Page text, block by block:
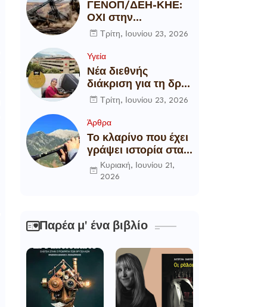
ΓΕΝΟΠ/ΔΕΗ-ΚΗΕ:
ΟΧΙ στην
αποξήλωση των
υποδομών της
χώρας
Τρίτη, Ιουνίου 23, 2026
Υγεία
Νέα διεθνής
διάκριση για τη δρ
Θάλεια
Διευθύντρια
Xειρουργό του
Metropolitan
General
Τρίτη, Ιουνίου 23, 2026
Άρθρα
Το κλαρίνο που έχει
γράψει ιστορία στα
χωριά της Ρούμελης
Κυριακή, Ιουνίου 21,
2026
Παρέα μ' ένα βιβλίο